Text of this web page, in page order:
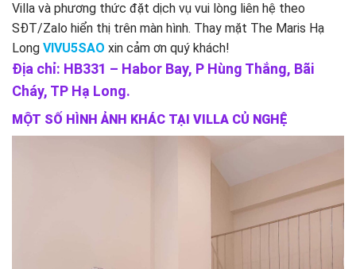
Villa và phương thức đặt dịch vụ vui lòng liên hệ theo
SĐT/Zalo hiển thị trên màn hình. Thay mặt The Maris Hạ
Long VIVU5SAO xin cảm ơn quý khách!
Địa chỉ: HB331 – Habor Bay, P Hùng Thắng, Bãi
Cháy, TP Hạ Long.
MỘT SỐ HÌNH ẢNH KHÁC TẠI VILLA CỦ NGHỆ